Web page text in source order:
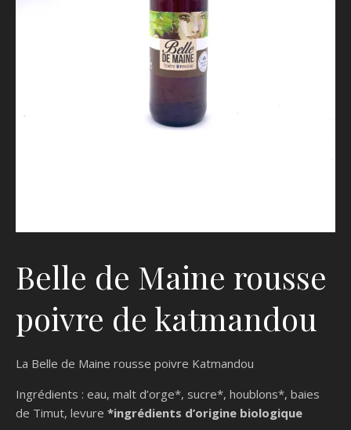
Belle de Maine rousse
poivre de katmandou
La Belle de Maine rousse poivre Katmandou
Ingrédients : eau, malt d’orge*, sucre*, houblons*, baies
de Timut, levure *ingrédients d’origine biologique